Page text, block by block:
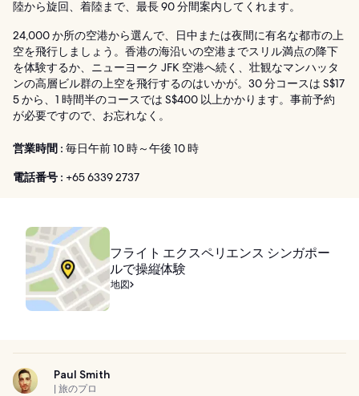
陸から旋回、着陸まで、最長 90 分間案内してくれます。
24,000 か所の空港から選んで、日中または夜間に有名な都市の上
空を飛行しましょう。香港の海沿いの空港までスリル満点の降下
を体験するか、ニューヨーク JFK 空港へ続く、壮観なマンハッタ
ンの高層ビル群の上空を飛行するのはいかが。30 分コースは S$17
5 から、1 時間半のコースでは S$400 以上かかります。事前予約
が必要ですので、お忘れなく。
営業時間 : 毎日午前 10 時～午後 10 時
電話番号 : +65 6339 2737
フライト エクスペリエンス シンガポー
ルで操縦体験
地図
Paul Smith
| 旅のプロ